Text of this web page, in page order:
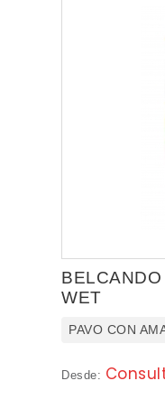
WET
PAVO CON
Desde: